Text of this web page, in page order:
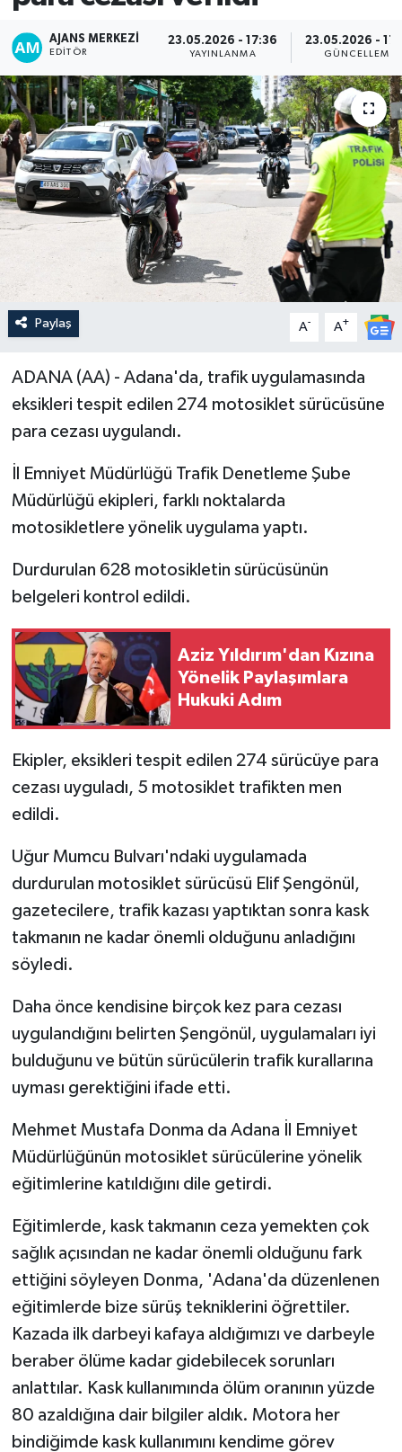
AJANS MERKEZI
EDITÖR
23.05.2026 - 17:36
YAYINLANMA
23.05.2026 -
GÜNCELLEME
Paylaş A- A+
ADANA (AA) - Adana'da, trafik uygulamasında
eksikleri tespit edilen 274 motosiklet sürücüsüne
para cezası uygulandı.
İl Emniyet Müdürlüğü Trafik Denetleme Şube
Müdürlüğü ekipleri, farklı noktalarda
motosikletlere yönelik uygulama yaptı.
Durdurulan 628 motosikletin sürücüsünün
belgeleri kontrol edildi.
Aziz Yıldırım'dan Kızına
Yönelik Paylaşımlara
Hukuki Adım
Ekipler, eksikleri tespit edilen 274 sürücüye para
cezası uyguladı, 5 motosiklet trafikten men
edildi.
Uğur Mumcu Bulvarı'ndaki uygulamada
durdurulan motosiklet sürücüsü Elif Şengönül,
gazetecilere, trafik kazası yaptıktan sonra kask
takmanın ne kadar önemli olduğunu anladığını
söyledi.
Daha önce kendisine birçok kez para cezası
uygulandığını belirten Şengönül, uygulamaları iyi
bulduğunu ve bütün sürücülerin trafik kurallarına
uyması gerektiğini ifade etti.
Mehmet Mustafa Donma da Adana İl Emniyet
Müdürlüğünün motosiklet sürücülerine yönelik
eğitimlerine katıldığını dile getirdi.
Eğitimlerde, kask takmanın ceza yemekten çok
sağlık açısından ne kadar önemli olduğunu fark
ettiğini söyleyen Donma, 'Adana'da düzenlenen
eğitimlerde bize sürüş tekniklerini öğrettiler.
Kazada ilk darbeyi kafaya aldığımızı ve darbeyle
beraber ölüme kadar gidebilecek sorunları
anlattılar. Kask kullanımında ölüm oranının yüzde
80 azaldığına dair bilgiler aldık. Motora her
bindiğimde kask kullanımını kendime görev